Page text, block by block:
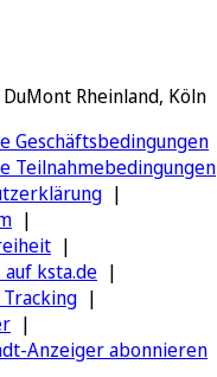
Rheinland, Köln
Geschäftsbedingungen
Teilnahmebedingungen
auf ksta.de
Anzeiger abonnieren